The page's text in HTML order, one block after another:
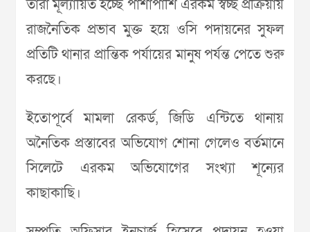
তারা মূল্যায়িত হচ্ছে পাশাপাশি এরকম স্বচ্ছ প্রক্রিয়ায়
রাজনৈতিক প্রভাব মুক্ত হয়ে ওসি পদায়নের সুফল
প্রতিটি থানার প্রান্তিক পর্যায়ের মানুষ পর্যন্ত পেতে শুরু
করছে।
ইতোপূর্বে মামলা রেকর্ড, জিডি এন্টিতে থানায়
অনৈতিক প্রস্তাবের অভিযোগ শোনা গেলেও বর্তমানে
সিলেটে এরকম অভিযোগের সংখ্যা শূন্যের
কাছাকাছি।